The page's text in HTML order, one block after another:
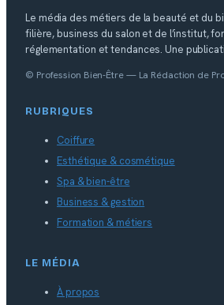
Le média des métiers de la beauté et du
filière, business du salon et de l’institut,
réglementation et tendances. Une
© Profession Bien-Être — La Rédaction de
RUBRIQUES
Coiffure
Esthétique & cosmétique
Spa & bien-être
Business & gestion
Formation & métiers
LE MÉDIA
À propos